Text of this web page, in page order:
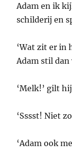
Adam en ik
schilderij en
‘Wat zit er in
Adam stil
‘Melk!’ gilt
‘Sssst! Niet
‘Adam ook